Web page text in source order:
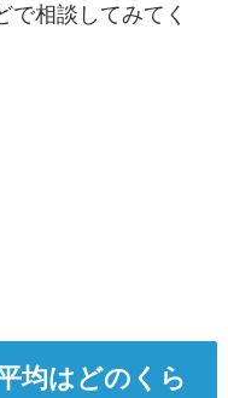
で相談してみてく
均はどのくら